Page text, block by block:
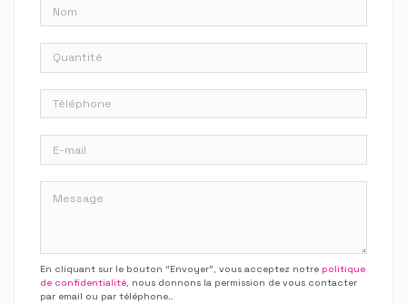
En cliquant sur le bouton “Envoyer”, vous acceptez notre politique
de confidentialité, nous donnons la permission de vous contacter
par email ou par téléphone..